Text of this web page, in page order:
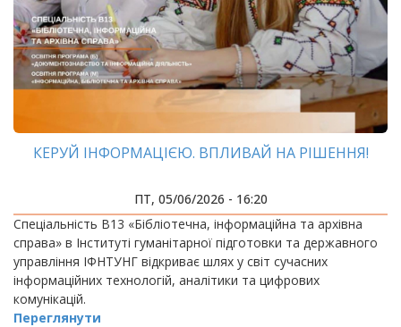
КЕРУЙ ІНФОРМАЦІЄЮ. ВПЛИВАЙ НА РІШЕННЯ!
ПТ, 05/06/2026 - 16:20
Спеціальність B13 «Бібліотечна, інформаційна та архівна
справа» в Інституті гуманітарної підготовки та державного
управління ІФНТУНГ відкриває шлях у світ сучасних
інформаційних технологій, аналітики та цифрових
комунікацій.
Переглянути